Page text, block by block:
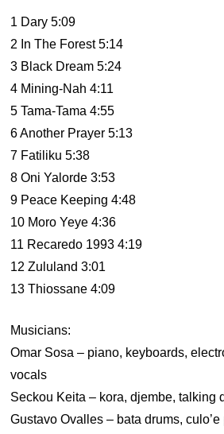
1 Dary 5:09
2 In The Forest 5:14
3 Black Dream 5:24
4 Mining-Nah 4:11
5 Tama-Tama 4:55
6 Another Prayer 5:13
7 Fatiliku 5:38
8 Oni Yalorde 3:53
9 Peace Keeping 4:48
10 Moro Yeye 4:36
11 Recaredo 1993 4:19
12 Zululand 3:01
13 Thiossane 4:09
Musicians:
Omar Sosa – piano, keyboards,
vocals
Seckou Keita – kora, djembe, talking
Gustavo Ovalles – bata drums,